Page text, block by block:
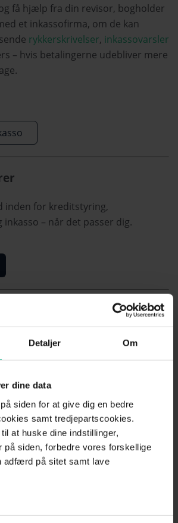
Detaljer Om
dine data
siden for at give dig en bedre
samt tredjepartscookies.
at huske dine indstillinger,
på siden, forbedre vores forskellige
adfærd på sitet samt lave
få hjælp fra din revisor, bogholder
et inkassofirma, om de kan
rykkerskrivelser, inkassovarsler
– hvis betalingerne udebliver mere
inden for kreditstyring,
– når det passer dig.
kundedata!
er fejlbehæftede – vi hjælper
skabelon